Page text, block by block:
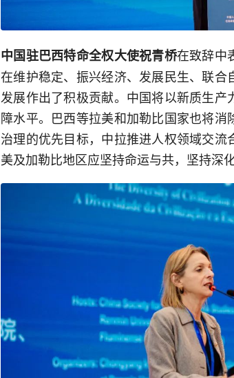
中国驻巴西特命全权大使祝青桥在致辞中
在维护稳定、振兴经济、发展民生、联
发展作出了积极贡献。中国将以新质生
障水平。巴西等拉美和加勒比国家也将
治理的优先目标，中拉推进人权领域交
美及加勒比地区应坚持命运与共，坚持深